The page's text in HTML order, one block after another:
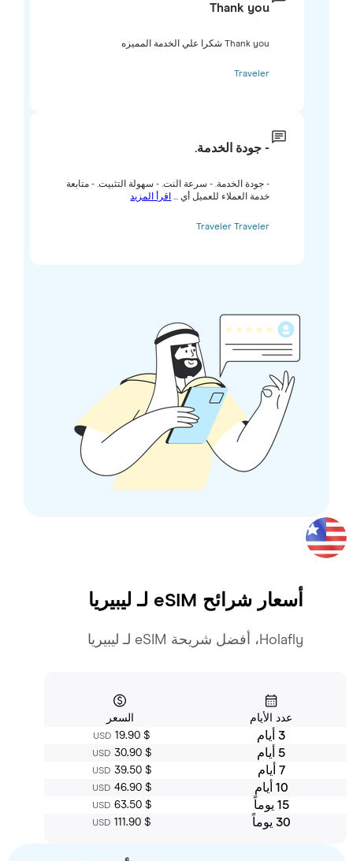
Thank you
Thank you شكرا علي الخدمة المميزه
Traveler
- جودة الخدمة.
- جودة الخدمة. - سرعة النت. - سهولة التثبيت. - متابعة
خدمة العملاء للعميل أي ...اقرأ المزيد
Traveler Traveler
أسعار شرائح eSIM لـ ليبيريا
Holafly، أفضل شريحة eSIM لـ ليبيريا
عدد الأيام
USD
USD
USD
USD
USD
USD